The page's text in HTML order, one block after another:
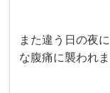
また違う日の夜
な腹痛に襲われま